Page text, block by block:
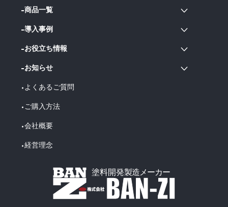
商品一覧
導入事例
お役立ち情報
お知らせ
よくあるご質問
ご購入方法
会社概要
経営理念